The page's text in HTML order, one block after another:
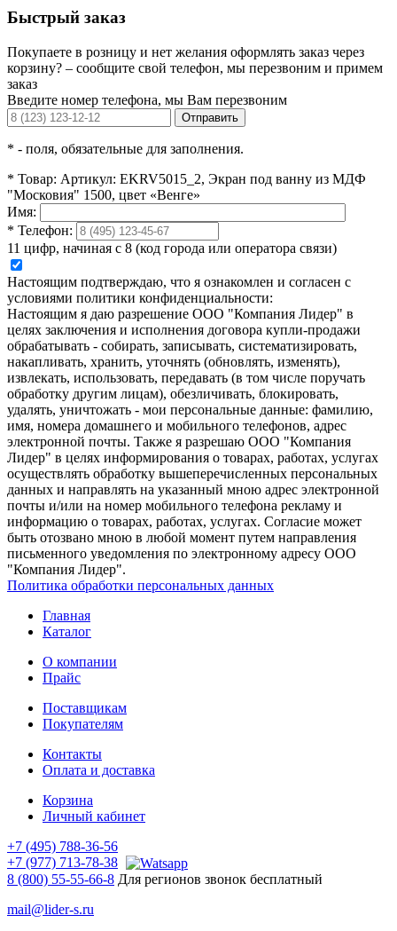
Быстрый заказ
Покупаете в розницу и нет желания оформлять заказ через
корзину? – сообщите свой телефон, мы перезвоним и примем
заказ
Введите номер телефона, мы Вам перезвоним
Отправить
* - поля, обязательные для заполнения.
* Товар: Артикул: EKRV5015_2, Экран под ванну из МДФ
"Московия" 1500, цвет «Венге»
Имя:
* Телефон:
11 цифр, начиная с 8 (код города или оператора связи)
Настоящим подтверждаю, что я ознакомлен и согласен с
условиями политики конфиденциальности:
Настоящим я даю разрешение ООО "Компания Лидер" в
целях заключения и исполнения договора купли-продажи
обрабатывать - собирать, записывать, систематизировать,
накапливать, хранить, уточнять (обновлять, изменять),
извлекать, использовать, передавать (в том числе поручать
обработку другим лицам), обезличивать, блокировать,
удалять, уничтожать - мои персональные данные: фамилию,
имя, номера домашнего и мобильного телефонов, адрес
электронной почты. Также я разрешаю ООО "Компания
Лидер" в целях информирования о товарах, работах, услугах
осуществлять обработку вышеперечисленных персональных
данных и направлять на указанный мною адрес электронной
почты и/или на номер мобильного телефона рекламу и
информацию о товарах, работах, услугах. Согласие может
быть отозвано мною в любой момент путем направления
письменного уведомления по электронному адресу ООО
"Компания Лидер".
Политика обработки персональных данных
Главная
Каталог
О компании
Прайс
Поставщикам
Покупателям
Контакты
Оплата и доставка
Корзина
Личный кабинет
+7 (495) 788-36-56
+7 (977) 713-78-38
8 (800) 55-55-66-8 Для регионов звонок бесплатный
mail@lider-s.ru